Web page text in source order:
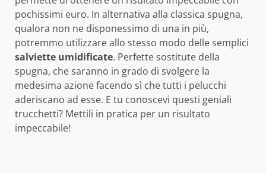
pochissimi euro. In alternativa alla classica spugna,
qualora non ne disponessimo di una in più,
potremmo utilizzare allo stesso modo delle semplici
salviette umidificate. Perfette sostitute della
spugna, che saranno in grado di svolgere la
medesima azione facendo sì che tutti i pelucchi
aderiscano ad esse. E tu conoscevi questi geniali
trucchetti? Mettili in pratica per un risultato
impeccabile!